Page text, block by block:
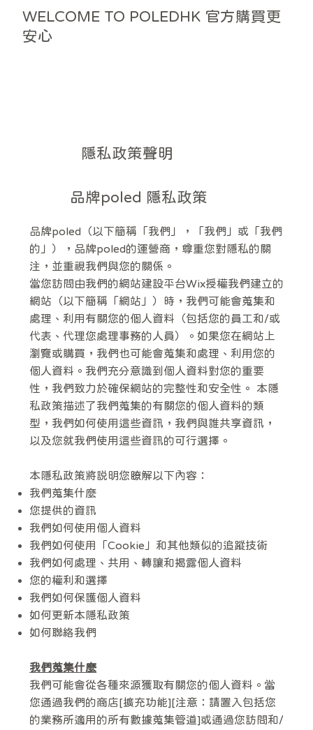
WELCOME TO POLEDHK 官方購買更
安心
隱私政策聲明
品牌poled 隱私政策
品牌poled（以下簡稱「我們」，「我們」或「我們
的」），品牌poled的運營商，尊重您對隱私的關
注，並重視我們與您的關係。
當您訪問由我們的網站建設平台Wix授權我們建立的
網站（以下簡稱「網站」）時，我們可能會蒐集和
處理、利用有關您的個人資料（包括您的員工和/或
代表、代理您處理事務的人員）。如果您在網站上
瀏覽或購買，我們也可能會蒐集和處理、利用您的
個人資料。我們充分意識到個人資料對您的重要
性，我們致力於確保網站的完整性和安全性。 本隱
私政策描述了我們蒐集的有關您的個人資料的類
型，我們如何使用這些資訊，我們與誰共享資訊，
以及您就我們使用這些資訊的可行選擇。
本隱私政策將説明您瞭解以下內容：
我們蒐集什麼
您提供的資訊
我們如何使用個人資料
我們如何使用「Cookie」和其他類似的追蹤技術
我們如何處理、共用、轉讓和揭露個人資料
您的權利和選擇
我們如何保護個人資料
如何更新本隱私政策
如何聯絡我們
我們蒐集什麼
我們可能會從各種來源獲取有關您的個人資料。當
您通過我們的商店[擴充功能][注意：請置入包括您
的業務所適用的所有數據蒐集管道]或通過您訪問和/